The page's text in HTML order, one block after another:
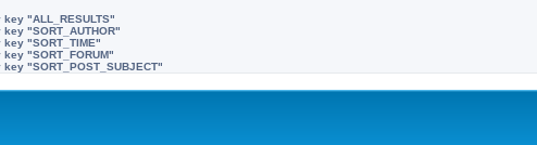
"ALL_RESULTS"
"SORT_AUTHOR"
"SORT_TIME"
"SORT_FORUM"
"SORT_POST_SUBJECT"